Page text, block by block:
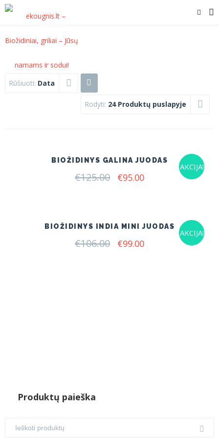
Rūšiuoti: Data
Rodyti: 24 Produktų puslapyje
AKCIJA!
BIOŽIDINYS GALINA JUODAS
€125.00 Original
€95.00Current
AKCIJA!
BIOŽIDINYS INDIA MINI JUODAS
€106.00 Original
€99.00Current
Produktų paieška